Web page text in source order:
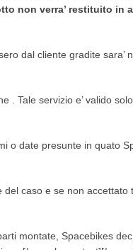
non verra’ restituito in
dal cliente gradite
. Tale servizio e’ valido
o date presunte in quato
caso e se non
montate, Spacebikes